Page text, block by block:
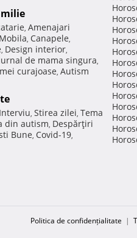
, Amenajari
Mobila, Canapele,
, Design interior,
de mama singura,
curajoase, Autism
Interviu, Stirea zilei, Tema
din autism, Despărţiri
Bune, Covid-19,
Politica de confidențialitate |